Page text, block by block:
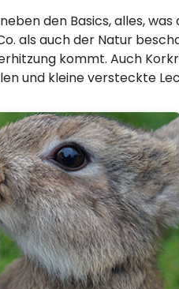
den Basics, alles,
als auch der Natur
kommt. Auch
und kleine versteckte